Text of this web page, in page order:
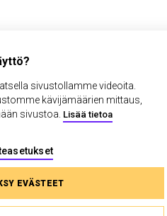
sivustollamme videoita.
kävijämäärien mittaus,
sivustoa. Lisää tietoa
EVÄSTEET